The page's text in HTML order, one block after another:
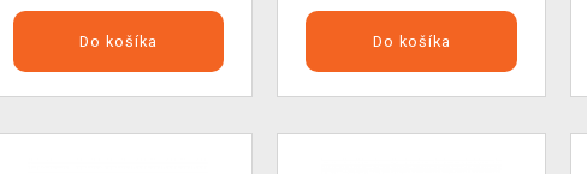
Do košíka Do košíka